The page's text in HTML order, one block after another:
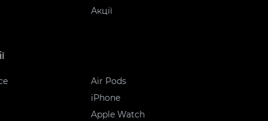
Акції
Air Pods
iPhone
Apple Watch